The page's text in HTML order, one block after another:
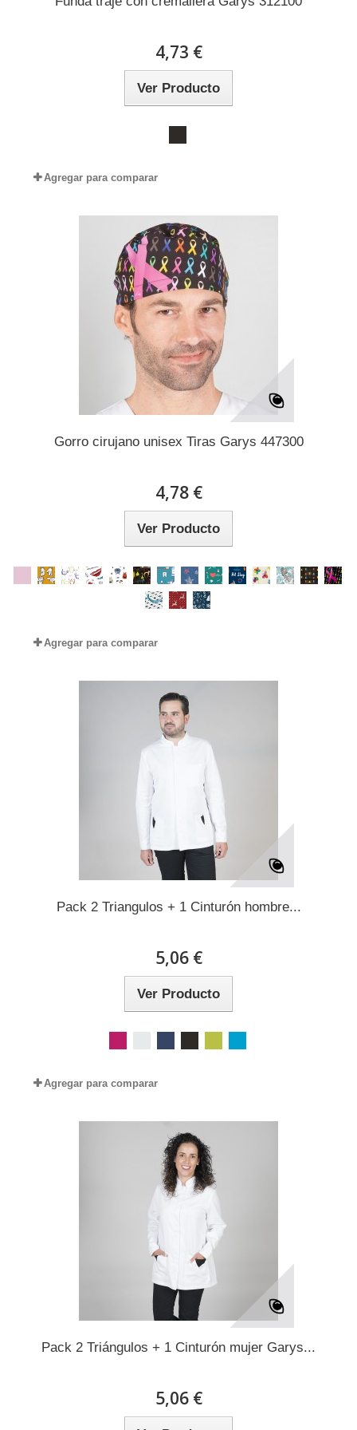
4,73 €
Ver Producto
Agregar para comparar
Gorro cirujano unisex Tiras Garys 447300
4,78 €
Ver Producto
Agregar para comparar
Pack 2 Triangulos + 1 Cinturón hombre...
5,06 €
Ver Producto
Agregar para comparar
Pack 2 Triángulos + 1 Cinturón mujer Garys...
5,06 €